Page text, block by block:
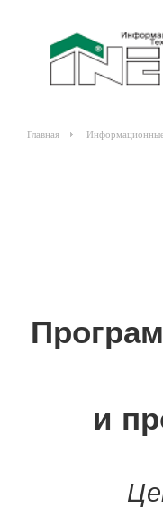
Главная
и